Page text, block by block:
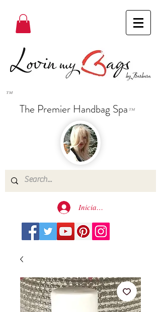
™
The Premier Handbag Spa™
Iniciar sesión